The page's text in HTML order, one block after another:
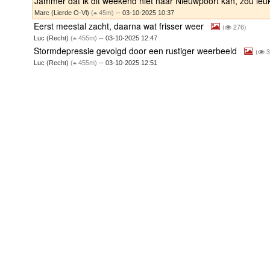
Marc (Lierde O-Vl)( 45m) -- 03-10-2025 10:37
Eerst meestal zacht, daarna wat frisser weer ( 276)
Luc (Recht)( 455m) -- 03-10-2025 12:47
Stormdepressie gevolgd door een rustiger weerbeeld (
Luc (Recht)( 455m) -- 03-10-2025 12:51